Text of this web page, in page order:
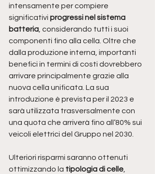
intensamente per compiere
significativi progressi nel sistema
batteria, considerando tutti i suoi
componenti fino alla cella. Oltre che
dalla produzione interna, importanti
benefici in termini di costi dovrebbero
arrivare principalmente grazie alla
nuova cella unificata. La sua
introduzione è prevista per il 2023 e
sarà utilizzata trasversalmente con
una quota che arriverà fino all’80% sui
veicoli elettrici del Gruppo nel 2030.
Ulteriori risparmi saranno ottenuti
ottimizzando la tipologia di celle,